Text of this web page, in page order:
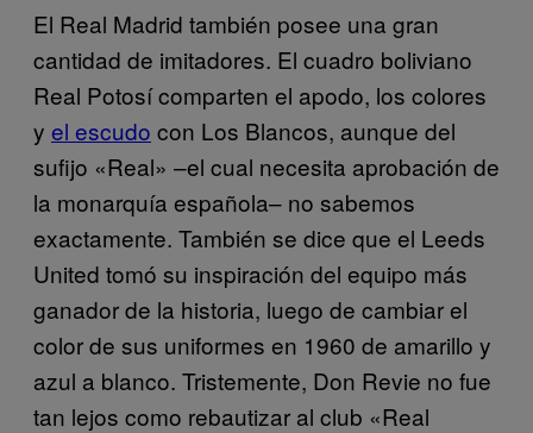
El Real Madrid también posee una gran
cantidad de imitadores. El cuadro boliviano
Real Potosí comparten el apodo, los colores
y el escudo con Los Blancos, aunque del
sufijo «Real» –el cual necesita aprobación de
la monarquía española– no sabemos
exactamente. También se dice que el Leeds
United tomó su inspiración del equipo más
ganador de la historia, luego de cambiar el
color de sus uniformes en 1960 de amarillo y
azul a blanco. Tristemente, Don Revie no fue
tan lejos como rebautizar al club «Real